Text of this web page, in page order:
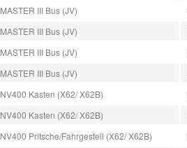
MASTER III Bus (JV)
MASTER III Bus (JV)
MASTER III Bus (JV)
MASTER III Bus (JV)
NV400 Kasten (X62/ X62B)
NV400 Kasten (X62/ X62B)
NV400 Pritsche/Fahrgestell (X62/ X62B)